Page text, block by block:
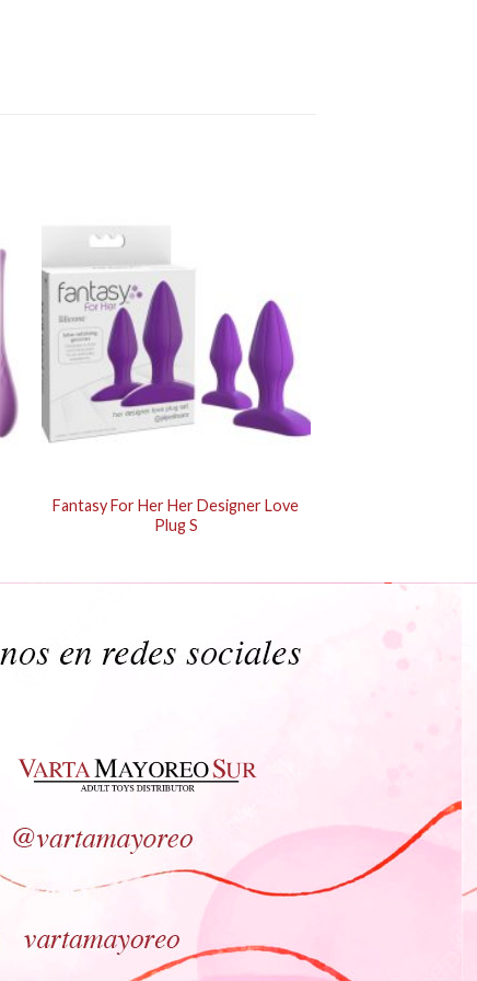
Fantasy For Her Her Designer Love
Plug S